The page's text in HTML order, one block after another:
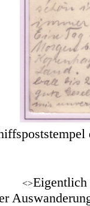
<>Eigentlich